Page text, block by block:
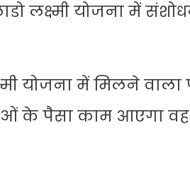
लक्ष्मी योजना में
योजना में मिलने
के पैसा काम आएगा